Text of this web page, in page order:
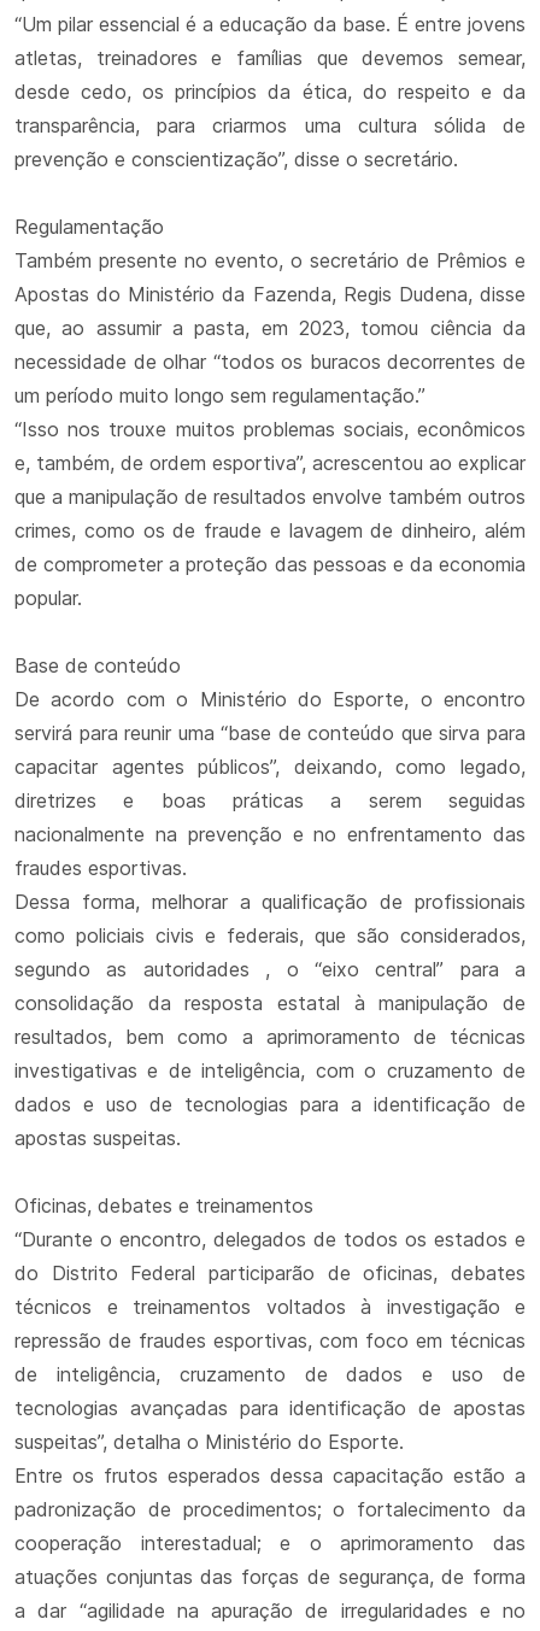
“Um pilar essencial é a educação da base. É entre jovens
atletas, treinadores e famílias que devemos semear,
desde cedo, os princípios da ética, do respeito e da
transparência, para criarmos uma cultura sólida de
prevenção e conscientização”, disse o secretário.
Regulamentação
Também presente no evento, o secretário de Prêmios e
Apostas do Ministério da Fazenda, Regis Dudena, disse
que, ao assumir a pasta, em 2023, tomou ciência da
necessidade de olhar “todos os buracos decorrentes de
um período muito longo sem regulamentação.”
“Isso nos trouxe muitos problemas sociais, econômicos
e, também, de ordem esportiva”, acrescentou ao explicar
que a manipulação de resultados envolve também outros
crimes, como os de fraude e lavagem de dinheiro, além
de comprometer a proteção das pessoas e da economia
popular.
Base de conteúdo
De acordo com o Ministério do Esporte, o encontro
servirá para reunir uma “base de conteúdo que sirva para
capacitar agentes públicos”, deixando, como legado,
diretrizes e boas práticas a serem seguidas
nacionalmente na prevenção e no enfrentamento das
fraudes esportivas.
Dessa forma, melhorar a qualificação de profissionais
como policiais civis e federais, que são considerados,
segundo as autoridades , o “eixo central” para a
consolidação da resposta estatal à manipulação de
resultados, bem como a aprimoramento de técnicas
investigativas e de inteligência, com o cruzamento de
dados e uso de tecnologias para a identificação de
apostas suspeitas.
Oficinas, debates e treinamentos
“Durante o encontro, delegados de todos os estados e
do Distrito Federal participarão de oficinas, debates
técnicos e treinamentos voltados à investigação e
repressão de fraudes esportivas, com foco em técnicas
de inteligência, cruzamento de dados e uso de
tecnologias avançadas para identificação de apostas
suspeitas”, detalha o Ministério do Esporte.
Entre os frutos esperados dessa capacitação estão a
padronização de procedimentos; o fortalecimento da
cooperação interestadual; e o aprimoramento das
atuações conjuntas das forças de segurança, de forma
a dar “agilidade na apuração de irregularidades e no